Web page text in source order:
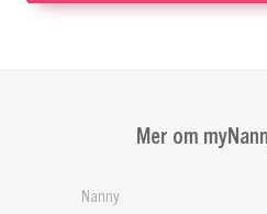
Mer om
Nanny